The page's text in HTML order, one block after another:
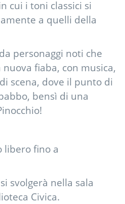
cui i toni classici si
a quelli della
personaggi noti che
fiaba, con musica,
scena, dove il punto di
bensì di una
libero fino a
svolgerà nella sala
Civica.